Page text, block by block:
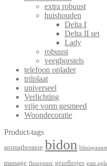
extra robuust
huishouden
Delta I
Delta II set
Lady
robuust
veegborstels
telefoon oplader
trilplaat
universeel
Verlichting
vrije vorm gesmeed
Woondecoratie
Product-tags
aromatherapie bidon
massage flesopener geurflesjes gsm